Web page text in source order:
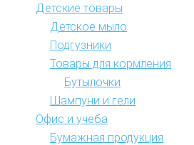
Детские товары
Детское мыло
Подгузники
Товары для кормления
Бутылочки
Шампуни и гели
Офис и учеба
Бумажная продукция